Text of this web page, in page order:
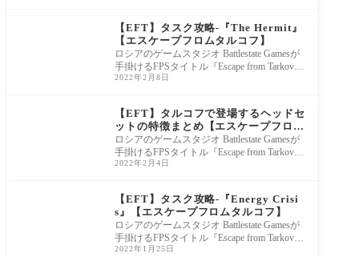
【EFT】タスク攻略-『The Hermit』
【エスケープフロムタルコフ】
ロシアのゲームスタジオ Battlestate Gamesが
手掛けるFPSタイトル『Escape from Tarkov
(エスケープフロムタルコフ)』について、デ
2022年2月8日
【EFT】タルコフで登場するヘッドセ
ットの特徴まとめ【エスケープフロム
タルコフ】
ロシアのゲームスタジオ Battlestate Gamesが
手掛けるFPSタイトル『Escape from Tarkov
(エスケープフロムタルコフ)』について、ゲ
2022年2月4日
【EFT】タスク攻略-『Energy Crisi
s』【エスケープフロムタルコフ】
ロシアのゲームスタジオ Battlestate Gamesが
手掛けるFPSタイトル『Escape from Tarkov
(エスケープフロムタルコフ)』について、デ
2022年1月25日